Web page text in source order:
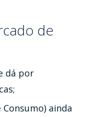
de
dá por
Consumo) ainda